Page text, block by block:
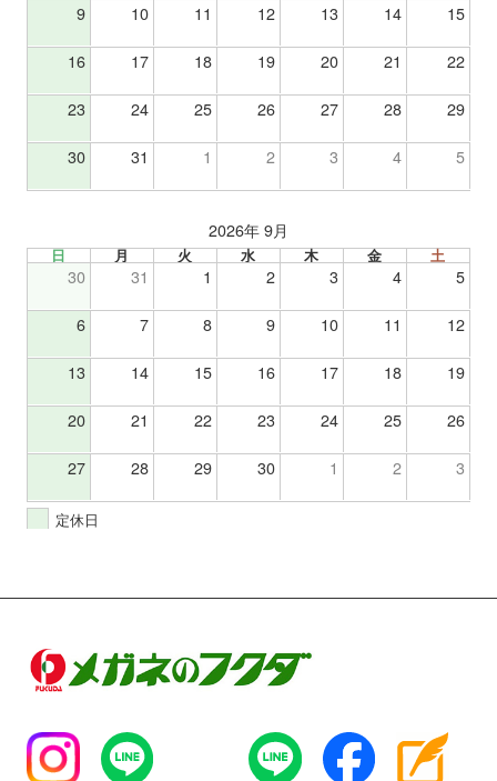
9 10 11 12 13 14 15
16 17 18 19 20 21 22
23 24 25 26 27 28 29
30 31 1 2 3 4 5
2026年 9月
日 月 火 水 木 金 土
30 31 1 2 3 4 5
6 7 8 9 10 11 12
13 14 15 16 17 18 19
20 21 22 23 24 25 26
27 28 29 30 1 2 3
定休日